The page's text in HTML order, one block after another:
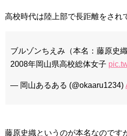
高校時代は陸上部で長距離をされ
ブルゾンちえみ（本名：藤原史織
2008年岡山県高校総体女子
— 岡山あるある (@okaaru1234)
藤原史織というのが本名なのです